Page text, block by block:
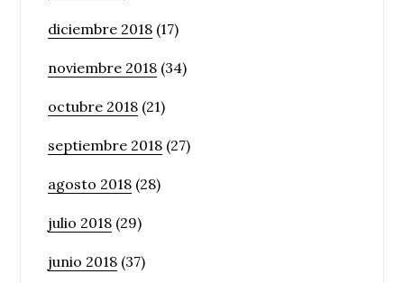
diciembre 2018 (17)
noviembre 2018 (34)
octubre 2018 (21)
septiembre 2018 (27)
agosto 2018 (28)
julio 2018 (29)
junio 2018 (37)